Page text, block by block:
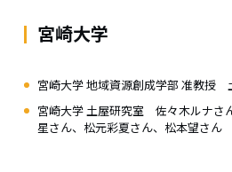
宮崎大学
宮崎大学 地域資源創成学部 准教授
宮崎大学 土屋研究室 佐々木ルナさ
星さん、松元彩夏さん、松本望さん